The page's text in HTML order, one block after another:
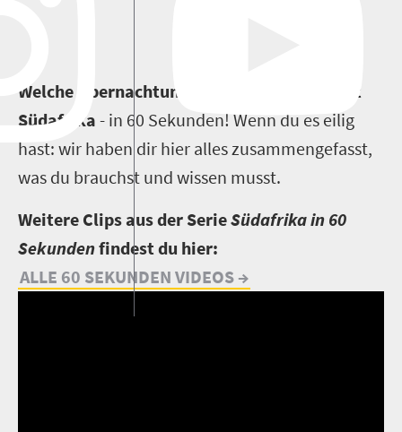
Welche Übernachtungsmöglichkeiten bietet
Südafrika - in 60 Sekunden! Wenn du es eilig
hast: wir haben dir hier alles zusammengefasst,
was du brauchst und wissen musst.
Weitere Clips aus der SerieSüdafrika in 60
Sekundenfindest du hier:
ALLE 60 SEKUNDEN VIDEOS →